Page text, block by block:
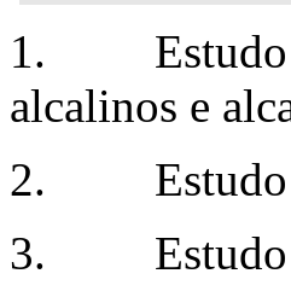
1. Estudo da
alcalinos e
2. Estudo
3. Estudo da